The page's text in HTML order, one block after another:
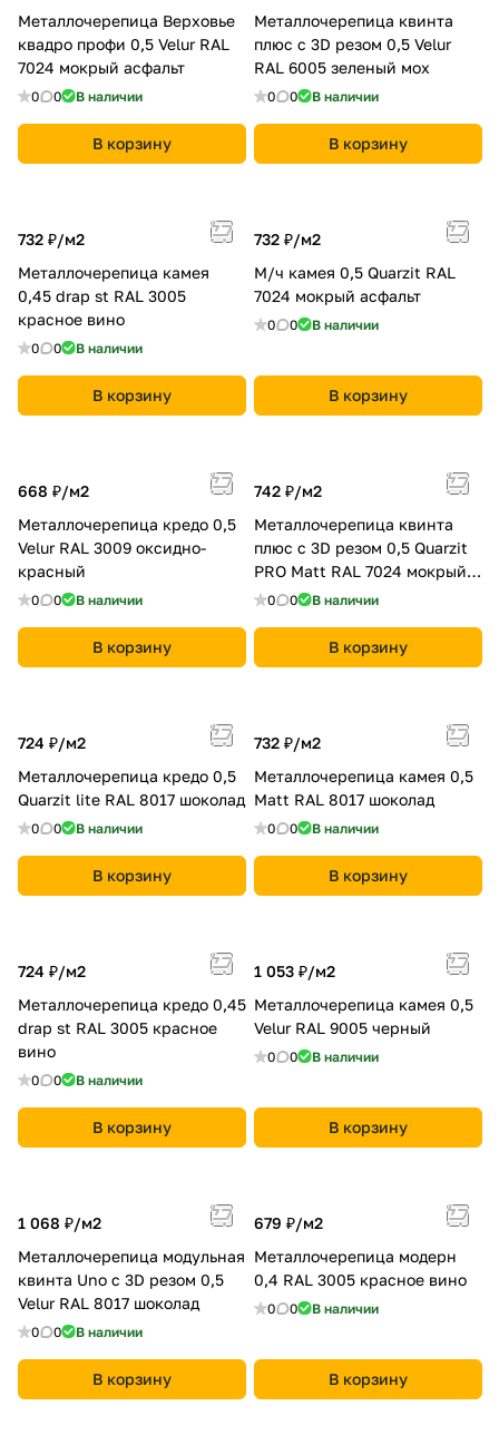
Металлочерепица Верховье
квадро профи 0,5 Velur RAL
7024 мокрый асфальт
0 0 В наличии
В корзину
Металлочерепица квинта
плюс c 3D резом 0,5 Velur
RAL 6005 зеленый мох
0 0 В наличии
В корзину
732 ₽/м2
Металлочерепица камея
0,45 drap st RAL 3005
красное вино
0 0 В наличии
В корзину
732 ₽/м2
М/ч камея 0,5 Quarzit RAL
7024 мокрый асфальт
0 0 В наличии
В корзину
668 ₽/м2
Металлочерепица кредо 0,5
Velur RAL 3009 оксидно-
красный
0 0 В наличии
В корзину
742 ₽/м2
Металлочерепица квинта
плюс c 3D резом 0,5 Quarzit
PRO Matt RAL 7024 мокрый
асфальт
0 0 В наличии
В корзину
724 ₽/м2
Металлочерепица кредо 0,5
Quarzit lite RAL 8017 шоколад
0 0 В наличии
В корзину
732 ₽/м2
Металлочерепица камея 0,5
Мatt RAL 8017 шоколад
0 0 В наличии
В корзину
724 ₽/м2
Металлочерепица кредо 0,45
drap st RAL 3005 красное
вино
0 0 В наличии
В корзину
1 053 ₽/м2
Металлочерепица камея 0,5
Velur RAL 9005 черный
0 0 В наличии
В корзину
1 068 ₽/м2
Металлочерепица модульная
квинта Uno c 3D резом 0,5
Velur RAL 8017 шоколад
0 0 В наличии
В корзину
679 ₽/м2
Металлочерепица модерн
0,4 RAL 3005 красное вино
0 0 В наличии
В корзину